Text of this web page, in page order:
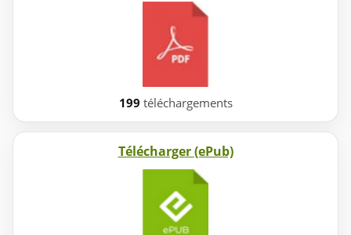
199 téléchargements
Télécharger (ePub)